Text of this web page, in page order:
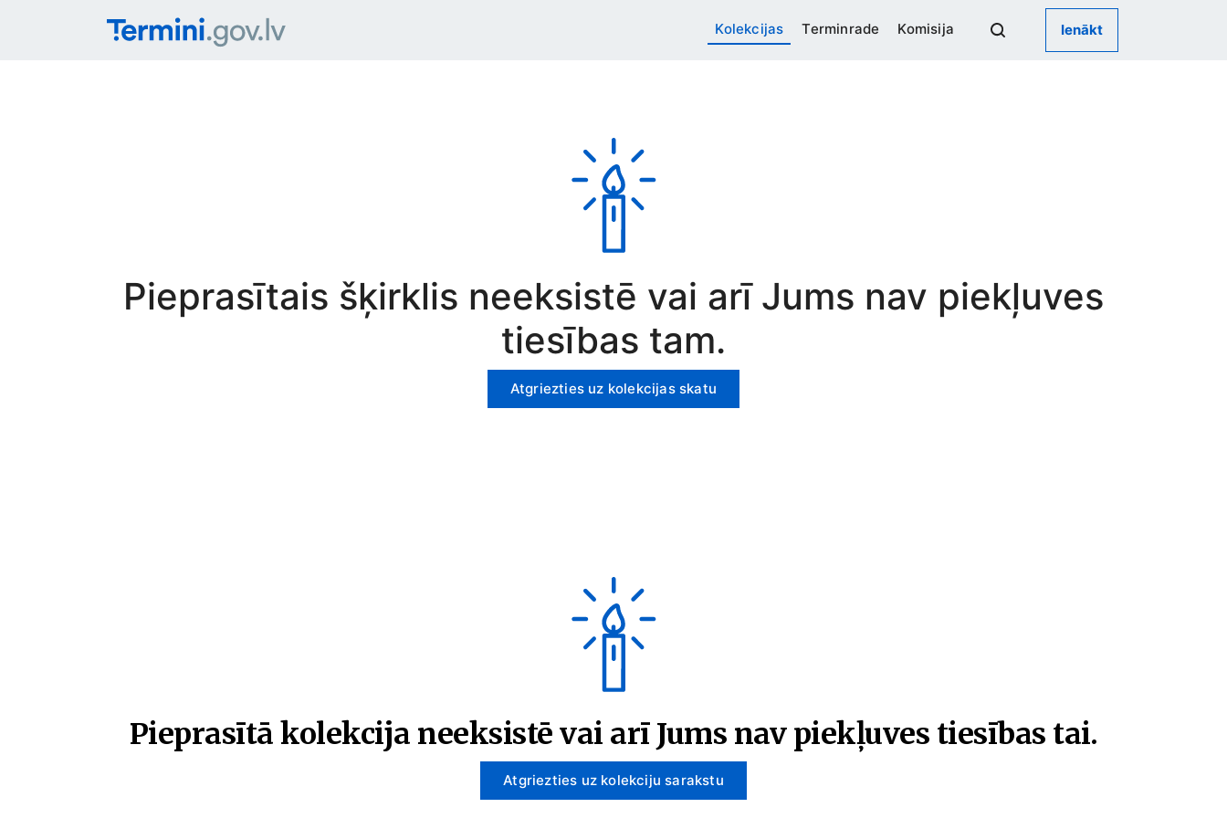
Kolekcijas Terminrade Komisija Ienākt
Pieprasītais šķirklis neeksistē vai arī Jums nav piekļuves
tiesības tam.
Atgriezties uz kolekcijas skatu
Pieprasītā kolekcija neeksistē vai arī Jums nav piekļuves tiesības tai.
Atgriezties uz kolekciju sarakstu